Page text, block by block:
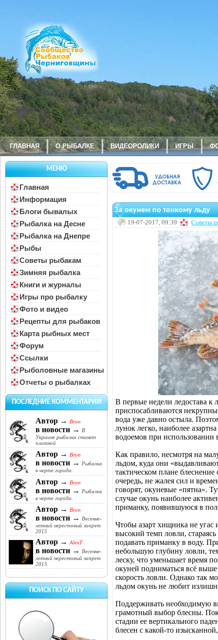
ГЛАВНАЯ О РЫБАЛКЕ ВИДЕОРОЛИКИ ИГРЫ
МЕНЮ
Главная
Информация
Блоги бывалых
Рыбалка на Десне
Рыбалка на Днепре
Рыбы
Советы рыбакам
Зимняя рыбалка
Книги и журналы
Игры про рыбалку
Фото и видео
Рецепты для рыбаков
Карта рыбных мест
Форум
Ссылки
Рыболовные магазины
Отчеты о рыбалках
ПОСЛЕДНИЕ КОММЕНТАРИИ
Автор → Bron
в новости →
В
Украине рыбалка станет
платной
Автор → Bron
в новости →
Рыбалка
в черте города.
Автор → Bron
в новости →
Рыбалка
в черте города.
Автор → Bron
в новости →
Весенне-
летний нерестовый запрет
2015
Автор → AlexT
в новости →
Весенне-
летний нерестовый запрет
2015
ПОИСК ПО САЙТУ
За окунем по тонкому льду
19-07-2017, 09:39 Советы
В первые недели ледостава
приспосабливаются
вода уже давно остыла.
лунок легко, наиболее
водоемов при использовании
Как правило, несмотря на
льдом, куда они
тактическом плане
очередь, не жалея сил и
говорят, окуневые «пятна».
случае окунь наиболее
приманку, появившуюся в
Чтобы азарт хищника не угас
высокий темп ловли,
подавать приманку в воду.
небольшую глубину ловли,
леску, что уменьшает время
окуней подниматься всё
скорость ловли. Однако так
льдом окунь не любит
Поддерживать необходимую
грамотный выбор блесны.
стадии ее вертикального
блесен с какой-то